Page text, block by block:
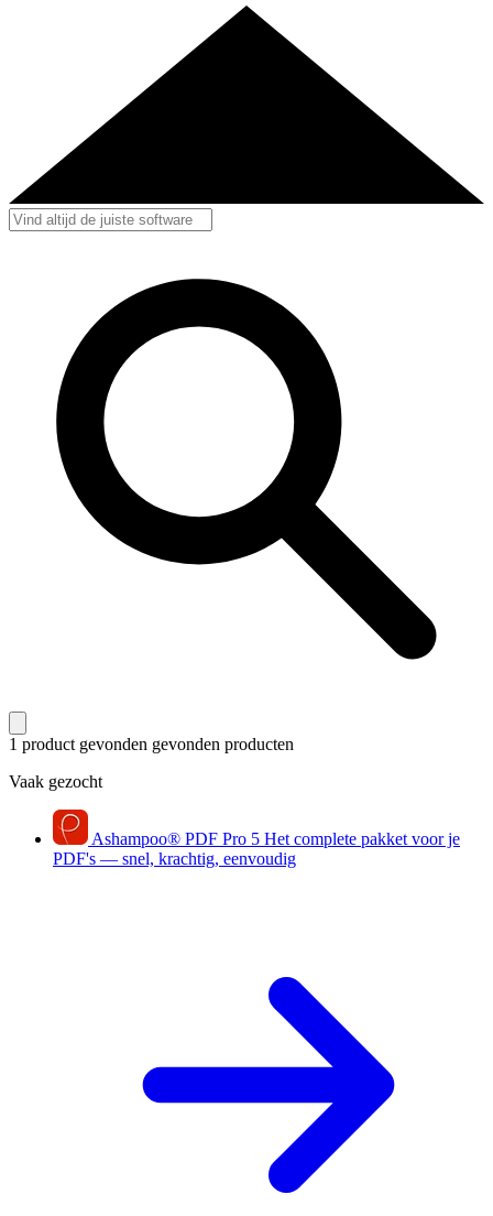
1 product gevonden gevonden producten
Vaak gezocht
Ashampoo® PDF Pro 5 Het complete pakket voor je
PDF's — snel, krachtig, eenvoudig